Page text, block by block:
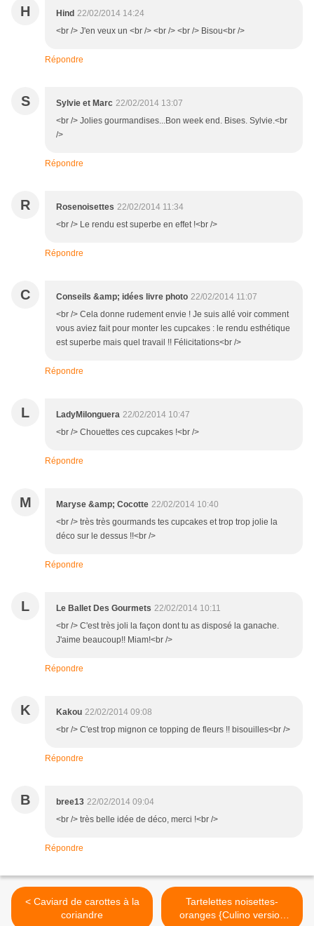
H Hind 22/02/2014 14:24
<br /> J'en veux un <br /> <br /> <br /> Bisou<br />
Répondre
S Sylvie et Marc 22/02/2014 13:07
<br /> Jolies gourmandises...Bon week end. Bises. Sylvie.<br
/>
Répondre
R Rosenoisettes 22/02/2014 11:34
<br /> Le rendu est superbe en effet !<br />
Répondre
C Conseils &amp; idées livre photo 22/02/2014 11:07
<br /> Cela donne rudement envie ! Je suis allé voir comment
vous aviez fait pour monter les cupcakes : le rendu esthétique
est superbe mais quel travail !! Félicitations<br />
Répondre
L LadyMilonguera 22/02/2014 10:47
<br /> Chouettes ces cupcakes !<br />
Répondre
M Maryse &amp; Cocotte 22/02/2014 10:40
<br /> très très gourmands tes cupcakes et trop trop jolie la
déco sur le dessus !!<br />
Répondre
L Le Ballet Des Gourmets 22/02/2014 10:11
<br /> C'est très joli la façon dont tu as disposé la ganache.
J'aime beaucoup!! Miam!<br />
Répondre
K Kakou 22/02/2014 09:08
<br /> C'est trop mignon ce topping de fleurs !! bisouilles<br />
Répondre
B bree13 22/02/2014 09:04
<br /> très belle idée de déco, merci !<br />
Répondre
< Caviard de carottes à la
coriandre
Tartelettes noisettes-
oranges {Culino version